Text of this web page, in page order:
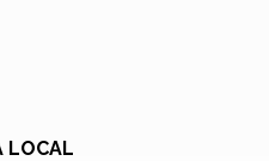
LOCAL